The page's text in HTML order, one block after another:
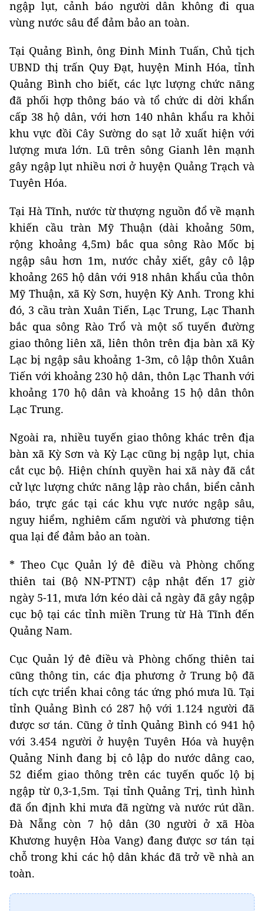
ngập lụt, cảnh báo người dân không đi qua
vùng nước sâu để đảm bảo an toàn.
Tại Quảng Bình, ông Đinh Minh Tuấn, Chủ tịch
UBND thị trấn Quy Đạt, huyện Minh Hóa, tỉnh
Quảng Bình cho biết, các lực lượng chức năng
đã phối hợp thông báo và tổ chức di dời khẩn
cấp 38 hộ dân, với hơn 140 nhân khẩu ra khỏi
khu vực đồi Cây Sường do sạt lở xuất hiện với
lượng mưa lớn. Lũ trên sông Gianh lên mạnh
gây ngập lụt nhiều nơi ở huyện Quảng Trạch và
Tuyên Hóa.
Tại Hà Tĩnh, nước từ thượng nguồn đổ về mạnh
khiến cầu tràn Mỹ Thuận (dài khoảng 50m,
rộng khoảng 4,5m) bắc qua sông Rào Mốc bị
ngập sâu hơn 1m, nước chảy xiết, gây cô lập
khoảng 265 hộ dân với 918 nhân khẩu của thôn
Mỹ Thuận, xã Kỳ Sơn, huyện Kỳ Anh. Trong khi
đó, 3 cầu tràn Xuân Tiến, Lạc Trung, Lạc Thanh
bắc qua sông Rào Trổ và một số tuyến đường
giao thông liên xã, liên thôn trên địa bàn xã Kỳ
Lạc bị ngập sâu khoảng 1-3m, cô lập thôn Xuân
Tiến với khoảng 230 hộ dân, thôn Lạc Thanh với
khoảng 170 hộ dân và khoảng 15 hộ dân thôn
Lạc Trung.
Ngoài ra, nhiều tuyến giao thông khác trên địa
bàn xã Kỳ Sơn và Kỳ Lạc cũng bị ngập lụt, chia
cắt cục bộ. Hiện chính quyền hai xã này đã cắt
cử lực lượng chức năng lập rào chắn, biển cảnh
báo, trực gác tại các khu vực nước ngập sâu,
nguy hiểm, nghiêm cấm người và phương tiện
qua lại để đảm bảo an toàn.
* Theo Cục Quản lý đê điều và Phòng chống
thiên tai (Bộ NN-PTNT) cập nhật đến 17 giờ
ngày 5-11, mưa lớn kéo dài cả ngày đã gây ngập
cục bộ tại các tỉnh miền Trung từ Hà Tĩnh đến
Quảng Nam.
Cục Quản lý đê điều và Phòng chống thiên tai
cũng thông tin, các địa phương ở Trung bộ đã
tích cực triển khai công tác ứng phó mưa lũ. Tại
tỉnh Quảng Bình có 287 hộ với 1.124 người đã
được sơ tán. Cũng ở tỉnh Quảng Bình có 941 hộ
với 3.454 người ở huyện Tuyên Hóa và huyện
Quảng Ninh đang bị cô lập do nước dâng cao,
52 điểm giao thông trên các tuyến quốc lộ bị
ngập từ 0,3-1,5m. Tại tỉnh Quảng Trị, tình hình
đã ổn định khi mưa đã ngừng và nước rút dần.
Đà Nẵng còn 7 hộ dân (30 người ở xã Hòa
Khương huyện Hòa Vang) đang được sơ tán tại
chỗ trong khi các hộ dân khác đã trở về nhà an
toàn.